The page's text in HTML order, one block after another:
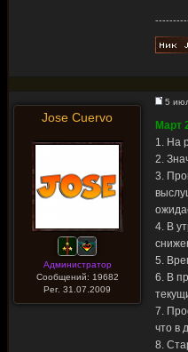
Jose Cuervo
Администратор
Сообщений: 19682
Рег. 31.07.2009
5
Март
1. На
2.
3.
4. В
5.
6. В
7.
что в
8.